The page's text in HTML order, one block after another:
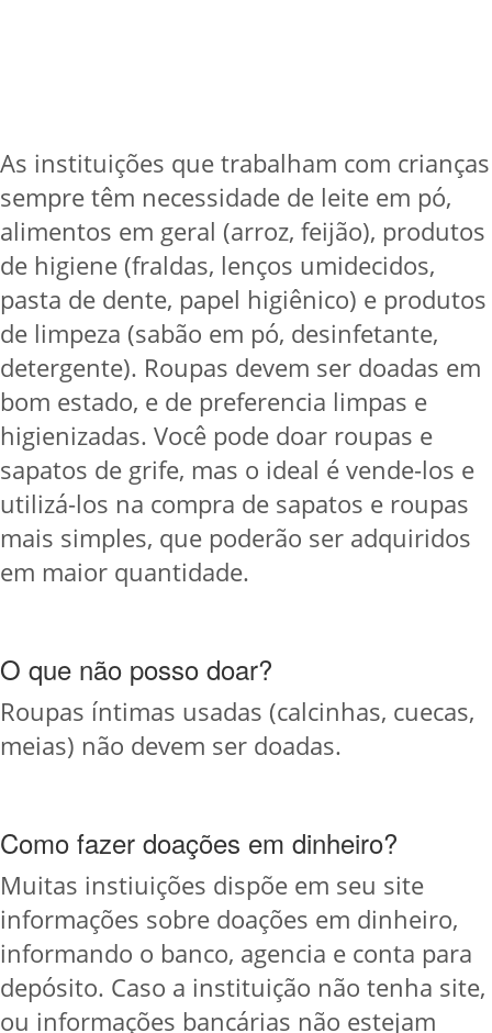
As instituições que trabalham com crianças
sempre têm necessidade de leite em pó,
alimentos em geral (arroz, feijão), produtos
de higiene (fraldas, lenços umidecidos,
pasta de dente, papel higiênico) e produtos
de limpeza (sabão em pó, desinfetante,
detergente). Roupas devem ser doadas em
bom estado, e de preferencia limpas e
higienizadas. Você pode doar roupas e
sapatos de grife, mas o ideal é vende-los e
utilizá-los na compra de sapatos e roupas
mais simples, que poderão ser adquiridos
em maior quantidade.
O que não posso doar?
Roupas íntimas usadas (calcinhas, cuecas,
meias) não devem ser doadas.
Como fazer doações em dinheiro?
Muitas instiuições dispõe em seu site
informações sobre doações em dinheiro,
informando o banco, agencia e conta para
depósito. Caso a instituição não tenha site,
ou informações bancárias não estejam